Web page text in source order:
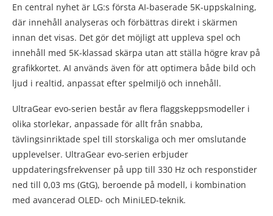
En central nyhet är LG:s första AI-baserade 5K-uppskalning,
där innehåll analyseras och förbättras direkt i skärmen
innan det visas. Det gör det möjligt att uppleva spel och
innehåll med 5K-klassad skärpa utan att ställa högre krav på
grafikkortet. AI används även för att optimera både bild och
ljud i realtid, anpassat efter spelmiljö och innehåll.
UltraGear evo-serien består av flera flaggskeppsmodeller i
olika storlekar, anpassade för allt från snabba,
tävlingsinriktade spel till storskaliga och mer omslutande
upplevelser. UltraGear evo-serien erbjuder
uppdateringsfrekvenser på upp till 330 Hz och responstider
ned till 0,03 ms (GtG), beroende på modell, i kombination
med avancerad OLED- och MiniLED-teknik.